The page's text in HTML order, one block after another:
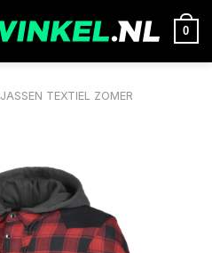
0
JASSEN TEXTIEL ZOMER